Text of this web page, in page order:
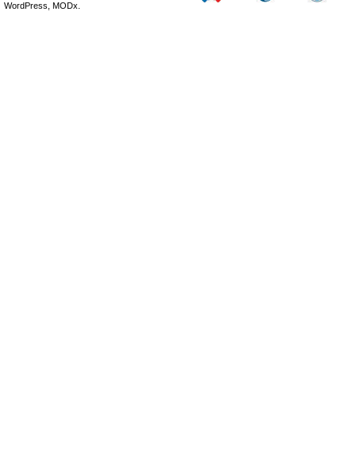
WordPress, MODx.